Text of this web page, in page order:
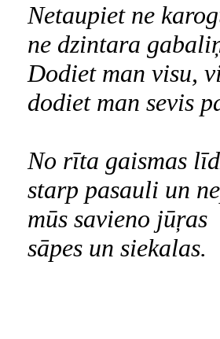
Netaupiet ne
ne dzintara
Dodiet man visu,
dodiet man sevis
No rīta gaismas
starp pasauli un
mūs savieno jūŗas
sāpes un siekalas.